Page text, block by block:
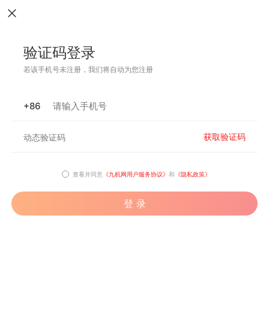
验证码登录
若该手机号未注册，我们将自动为您注册
+86
获取验证码
查看并同意 《九机网用户服务协议》 和 《隐私政策》
登 录